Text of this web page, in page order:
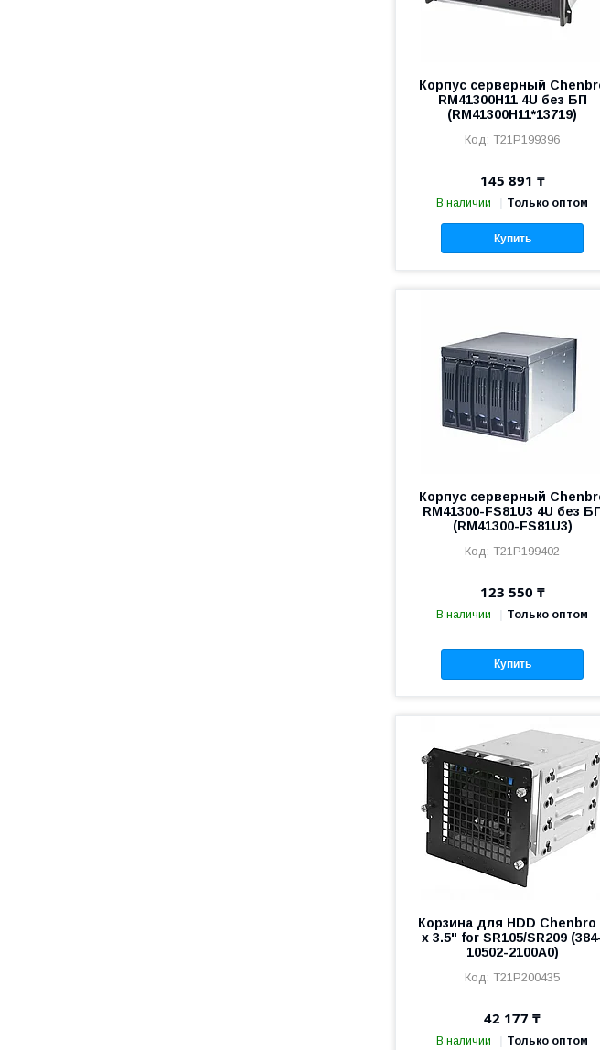
Корпус серверный
RM41300H11 4U без БП
(RM41300H11*13719)
T21P199396
145 891 ₸
В наличии Только оптом
Купить
Корпус серверный
RM41300-FS81U3 4U без
(RM41300-FS81U3)
T21P199402
123 550 ₸
В наличии Только оптом
Купить
Корзина для HDD Chenbro
x 3.5" for SR105/SR209
10502-2100A0)
T21P200435
42 177 ₸
В наличии Только оптом